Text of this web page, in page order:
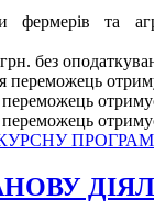
фермерів та
без
переможець